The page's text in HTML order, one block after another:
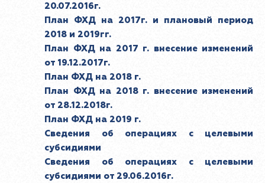
20.07.2016г.
План ФХД на 2017г. и плановый период
2018 и 2019гг.
План ФХД на 2017 г. внесение изменений
от 19.12.2017г.
План ФХД на 2018 г.
План ФХД на 2018 г. внесение изменений
от 28.12.2018г.
План ФХД на 2019 г.
Сведения об операциях с целевыми
субсидиями
Сведения об операциях с целевыми
субсидиями от 29.06.2016г.